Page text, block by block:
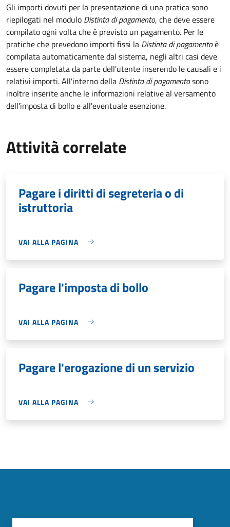
Gli importi dovuti per la presentazione di una pratica sono
riepilogati nel modulo Distinta di pagamento, che deve essere
compilato ogni volta che è previsto un pagamento. Per le
pratiche che prevedono importi fissi la Distinta di pagamentoè
compilata automaticamente dal sistema, negli altri casi deve
essere completata da parte dell'utente inserendo le causali e i
relativi importi.All'interno della Distinta di pagamentosono
inoltre inserite anche le informazioni relative al versamento
dell'imposta di bollo e all'eventuale esenzione.
Attività correlate
Pagare i diritti di segreteria o di
istruttoria
VAI ALLA PAGINA
Pagare l'imposta di bollo
VAI ALLA PAGINA
Pagare l'erogazione di un servizio
VAI ALLA PAGINA